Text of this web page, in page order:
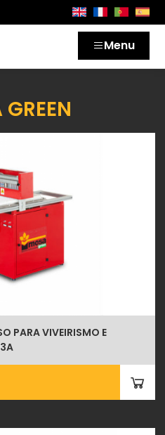
Menu
PARA VIVEIRISMO E